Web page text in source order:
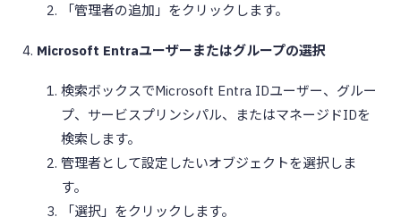
「管理者の追加」をクリックします。
Microsoft Entraユーザーまたはグループの選択
検索ボックスでMicrosoft Entra IDユーザー、グルー
プ、サービスプリンシパル、またはマネージドIDを
検索します。
管理者として設定したいオブジェクトを選択しま
す。
「選択」をクリックします。